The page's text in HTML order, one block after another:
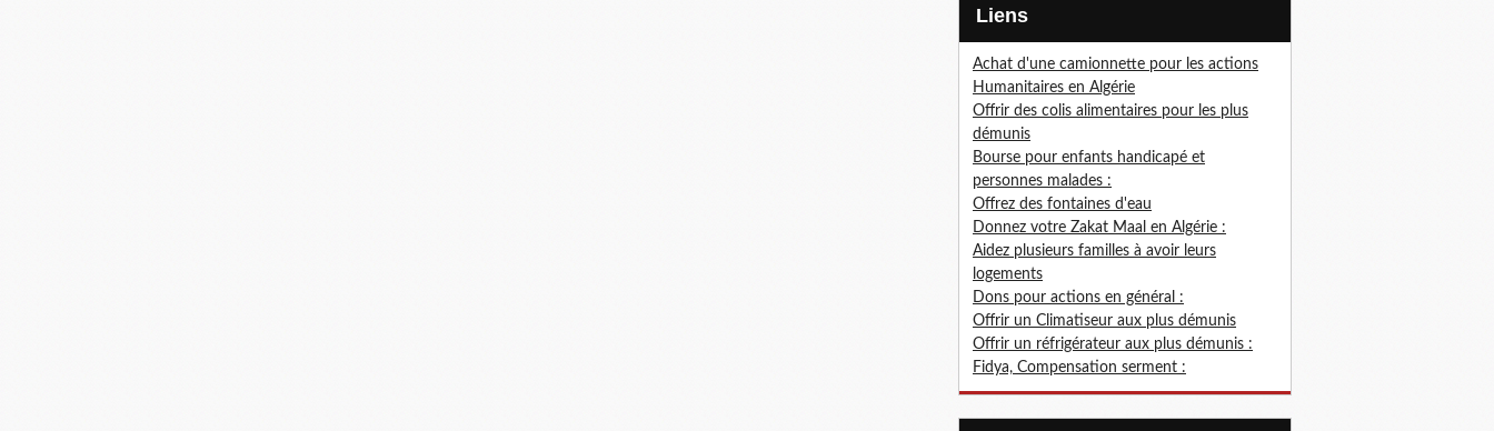
Liens
Achat d'une camionnette pour les actions
Humanitaires en Algérie
Offrir des colis alimentaires pour les plus
démunis
Bourse pour enfants handicapé et
personnes malades :
Offrez des fontaines d'eau
Donnez votre Zakat Maal en Algérie :
Aidez plusieurs familles à avoir leurs
logements
Dons pour actions en général :
Offrir un Climatiseur aux plus démunis
Offrir un réfrigérateur aux plus démunis :
Fidya, Compensation serment :